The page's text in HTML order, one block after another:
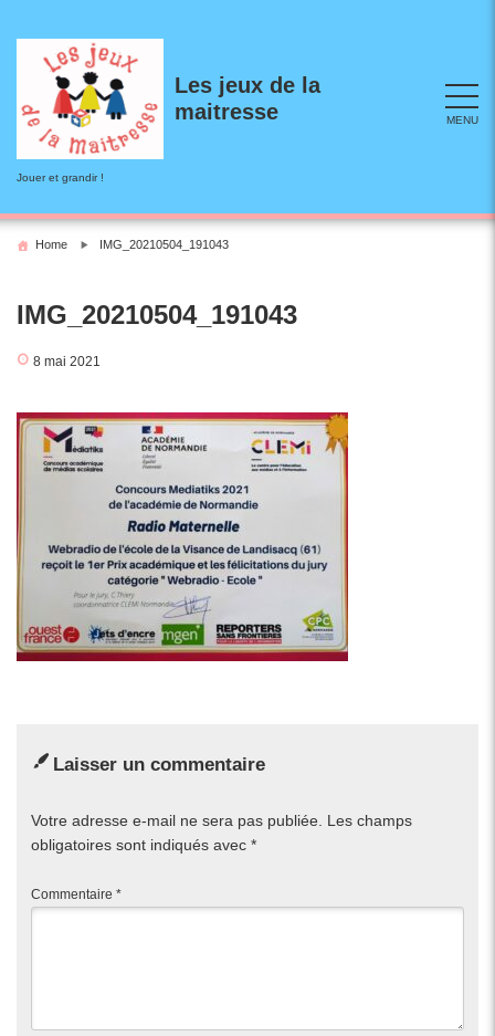
content
Les jeux de la
maitresse
Jouer et grandir !
MENU
Home IMG_20210504_191043
IMG_20210504_191043
8 mai 2021
Laisser un commentaire
Votre adresse e-mail ne sera pas publiée. Les champs
obligatoires sont indiqués avec *
Commentaire *